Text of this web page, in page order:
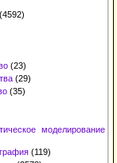
(4592)
(23)
(29)
(35)
моделирование
(119)